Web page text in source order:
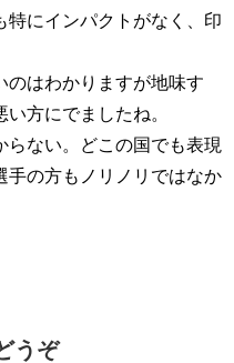
特にインパクトがなく、印
のはわかりますが地味す
方にでましたね。
ない。どこの国でも表現
手の方もノリノリではなか
うぞ